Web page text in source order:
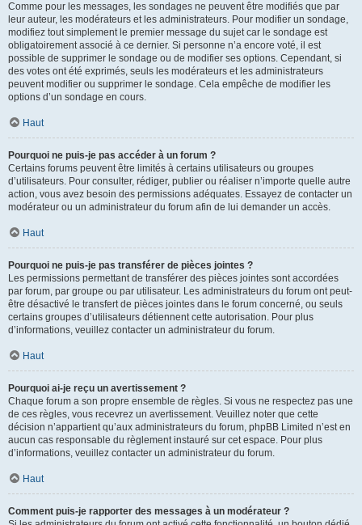
Comme pour les messages, les sondages ne peuvent être modifiés que par
leur auteur, les modérateurs et les administrateurs. Pour modifier un sondage,
modifiez tout simplement le premier message du sujet car le sondage est
obligatoirement associé à ce dernier. Si personne n’a encore voté, il est
possible de supprimer le sondage ou de modifier ses options. Cependant, si
des votes ont été exprimés, seuls les modérateurs et les administrateurs
peuvent modifier ou supprimer le sondage. Cela empêche de modifier les
options d’un sondage en cours.
Haut
Pourquoi ne puis-je pas accéder à un forum ?
Certains forums peuvent être limités à certains utilisateurs ou groupes
d’utilisateurs. Pour consulter, rédiger, publier ou réaliser n’importe quelle autre
action, vous avez besoin des permissions adéquates. Essayez de contacter un
modérateur ou un administrateur du forum afin de lui demander un accès.
Haut
Pourquoi ne puis-je pas transférer de pièces jointes ?
Les permissions permettant de transférer des pièces jointes sont accordées
par forum, par groupe ou par utilisateur. Les administrateurs du forum ont peut-
être désactivé le transfert de pièces jointes dans le forum concerné, ou seuls
certains groupes d’utilisateurs détiennent cette autorisation. Pour plus
d’informations, veuillez contacter un administrateur du forum.
Haut
Pourquoi ai-je reçu un avertissement ?
Chaque forum a son propre ensemble de règles. Si vous ne respectez pas une
de ces règles, vous recevrez un avertissement. Veuillez noter que cette
décision n’appartient qu’aux administrateurs du forum, phpBB Limited n’est en
aucun cas responsable du règlement instauré sur cet espace. Pour plus
d’informations, veuillez contacter un administrateur du forum.
Haut
Comment puis-je rapporter des messages à un modérateur ?